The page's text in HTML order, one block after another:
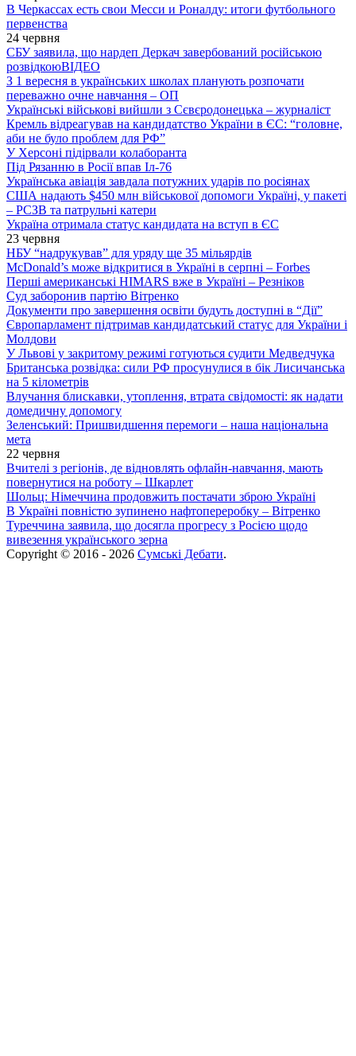
В Черкассах есть свои Месси и Роналду: итоги футбольного
первенства
24 червня
СБУ заявила, що нардеп Деркач завербований російською
розвідкоюВІДЕО
З 1 вересня в українських школах планують розпочати
переважно очне навчання – ОП
Українські військові вийшли з Сєвєродонецька – журналіст
Кремль відреагував на кандидатство України в ЄС: “головне,
аби не було проблем для РФ”
У Херсоні підірвали колаборанта
Під Рязанню в Росії впав Іл-76
Українська авіація завдала потужних ударів по росіянах
США надають $450 млн військової допомоги Україні, у пакеті
– РСЗВ та патрульні катери
Україна отримала статус кандидата на вступ в ЄС
23 червня
НБУ “надрукував” для уряду ще 35 мільярдів
McDonald’s може відкритися в Україні в серпні – Forbes
Перші американські HIMARS вже в Україні – Резніков
Суд заборонив партію Вітренко
Документи про завершення освіти будуть доступні в “Дії”
Європарламент підтримав кандидатський статус для України і
Молдови
У Львові у закритому режимі готуються судити Медведчука
Британська розвідка: сили РФ просунулися в бік Лисичанська
на 5 кілометрів
Влучання блискавки, утоплення, втрата свідомості: як надати
домедичну допомогу
Зеленський: Пришвидшення перемоги – наша національна
мета
22 червня
Вчителі з регіонів, де відновлять офлайн-навчання, мають
повернутися на роботу – Шкарлет
Шольц: Німеччина продовжить постачати зброю Україні
В Україні повністю зупинено нафтопереробку – Вітренко
Туреччина заявила, що досягла прогресу з Росією щодо
вивезення українського зерна
Copyright © 2016 - 2026 Сумські Дебати.